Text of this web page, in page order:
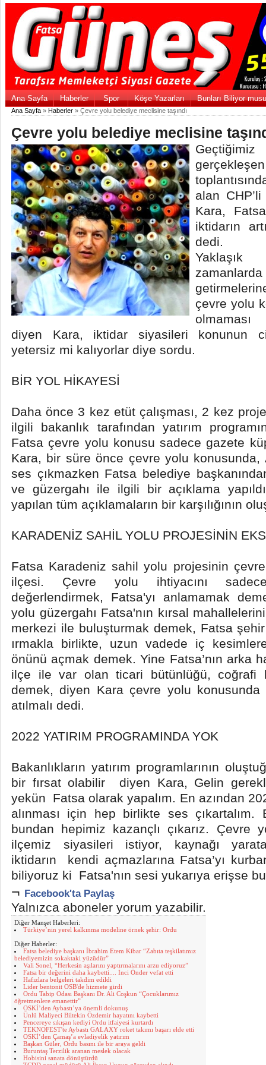
Ana Sayfa Haberler Spor Köşe Yazarları Bunları Biliyor
Ana Sayfa » Haberler » Çevre yolu belediye meclisine taşındı
Çevre yolu belediye meclisine
alan
Kara,
iktidarın
dedi.
çevre yolu
diyen Kara, iktidar siyasileri konunun
yetersiz mi kalıyorlar diye sordu.
BİR YOL HİKAYESİ
Daha önce 3 kez etüt çalışması, 2 kez
ilgili bakanlık tarafından yatırım
Fatsa çevre yolu konusu sadece gazete
Kara, bir süre önce çevre yolu konusunda,
ses çıkmazken Fatsa belediye
ve güzergahı ile ilgili bir açıklama
yapılan tüm açıklamaların bir karşılığının
KARADENİZ SAHİL YOLU PROJESİNİN
Fatsa Karadeniz sahil yolu projesinin
ilçesi. Çevre yolu ihtiyacını
değerlendirmek, Fatsa'yı anlamamak
yolu güzergahı Fatsa'nın kırsal
merkezi ile buluşturmak demek, Fatsa
ırmakla birlikte, uzun vadede iç
önünü açmak demek. Yine Fatsa’nın arka
ilçe ile var olan ticari bütünlüğü, coğrafi
demek, diyen Kara çevre yolu konusunda
atılmalı dedi.
2022 YATIRIM PROGRAMINDA YOK
Bakanlıkların yatırım programlarının
bir fırsat olabilir diyen Kara, Gelin
yekün Fatsa olarak yapalım. En azından
alınması için hep birlikte ses çıkartalım.
bundan hepimiz kazançlı çıkarız. Çevre
ilçemiz siyasileri istiyor, kaynağı
iktidarın kendi açmazlarına Fatsa’yı
biliyoruz ki Fatsa'nın sesi yukarıya erişse
¬ Facebook'ta Paylaş
Yalnızca aboneler yorum yazabilir.
Diğer Manşet Haberleri:
Türkiye’nin yerel kalkınma modeline örnek şehir: Ordu
Diğer Haberler:
Fatsa belediye başkanı İbrahim Etem Kibar “Zabıta teşkilatımız
belediyemizin sokaktaki yüzüdür”
Vali Sonel, “Herkesin aşılarını yaptırmalarını arzu ediyoruz”
Fatsa bir değerini daha kaybetti.... İnci Önder vefat etti
Hafızlara belgeleri takdim edildi
Lider bentonit OSB'de hizmete girdi
Ordu Tabip Odası Başkanı Dr. Ali Coşkun “Çocuklarımız
öğretmenlere emanettir”
OSKİ’den Aybastı’ya önemli dokunuş
Ünlü Maliyeci Biltekin Özdemir hayatını kaybetti
Pencereye sıkışan kediyi Ordu itfaiyesi kurtardı
TEKNOFEST'te Aybastı GALAXY roket takımı başarı elde etti
OSKİ’den Çamaş’a evladiyelik yatırım
Başkan Güler, Ordu basını ile bir araya geldi
Buruntaş Terzilik aranan meslek olacak
Hobisini sanata dönüştürdü